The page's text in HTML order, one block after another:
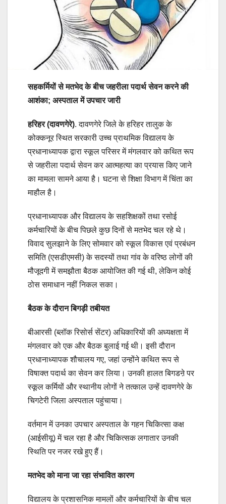
सहकर्मियों से मतभेद के बीच जहरीला पदार्थ सेवन करने की
आशंका; अस्पताल में उपचार जारी
हरिहर (दावणगेरे). दावणगेरे जिले के हरिहर तालुक के
कोक्कनूर स्थित सरकारी उच्च प्राथमिक विद्यालय के
प्रधानाध्यापक द्वारा स्कूल परिसर में मंगलवार को कथित रूप
से जहरीला पदार्थ सेवन कर आत्महत्या का प्रयास किए जाने
का मामला सामने आया है। घटना से शिक्षा विभाग में चिंता का
माहौल है।
प्रधानाध्यापक और विद्यालय के सहशिक्षकों तथा रसोई
कर्मचारियों के बीच पिछले कुछ दिनों से मतभेद चल रहे थे।
विवाद सुलझाने के लिए सोमवार को स्कूल विकास एवं प्रबंधन
समिति (एसडीएमसी) के सदस्यों तथा गांव के वरिष्ठ लोगों की
मौजूदगी में समझौता बैठक आयोजित की गई थी, लेकिन कोई
ठोस समाधान नहीं निकल सका।
बैठक के दौरान बिगड़ी तबीयत
बीआरसी (ब्लॉक रिसोर्स सेंटर) अधिकारियों की अध्यक्षता में
मंगलवार को एक और बैठक बुलाई गई थी। इसी दौरान
प्रधानाध्यापक शौचालय गए, जहां उन्होंने कथित रूप से
विषाक्त पदार्थ का सेवन कर लिया। उनकी हालत बिगडऩे पर
स्कूल कर्मियों और स्थानीय लोगों ने तत्काल उन्हें दावणगेरे के
चिगटेरी जिला अस्पताल पहुंचाया।
वर्तमान में उनका उपचार अस्पताल के गहन चिकित्सा कक्ष
(आईसीयू) में चल रहा है और चिकित्सक लगातार उनकी
स्थिति पर नजर रखे हुए हैं।
मतभेद को माना जा रहा संभावित कारण
विद्यालय के प्रशासनिक मामलों और कर्मचारियों के बीच चल